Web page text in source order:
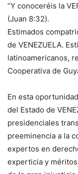
“Y conoceréis la
(Juan 8:32).
Estimados
de VENEZUELA.
latinoamericanos,
Cooperativa de
En esta
del Estado de
presidenciales
preeminencia a la
expertos en
experticia y